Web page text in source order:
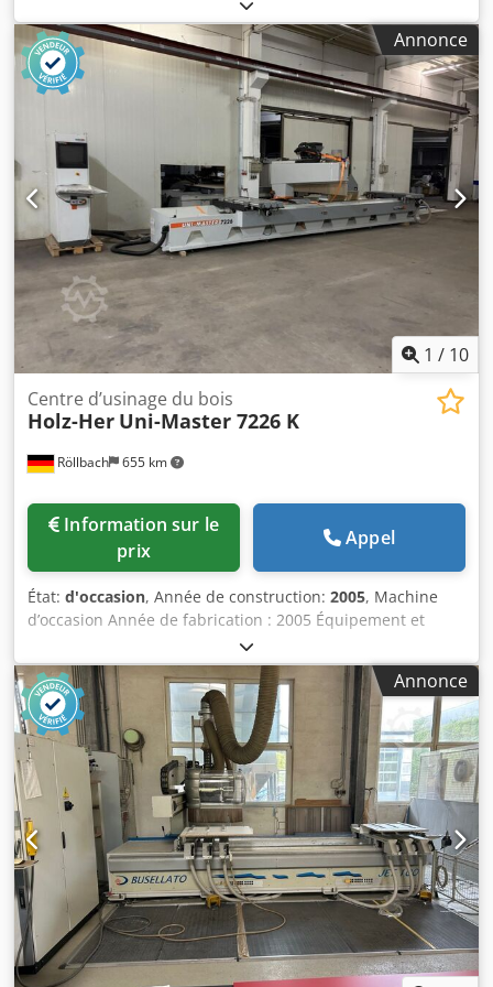
initiale = 70 mm Longueur maximale de la mèche = 70 mm
et diamètre de la queue = 10 mm. Toutes les broches sont
entraînées individuellement et peuvent être sélectionnées.
1 scie à chant – dans la direction X Diamètre maximal de la
Formation possible sur demande - Introduction
automatique des panneaux Chedpfxeu H Uqcj Am Hsa -
Table élévatrice 2600 x 6000 Agrégats - SPM-FF6-23U
Fraiseuse à doigts 6 Kw max. 23170 rpm - SPM-KSK3
Agrégat de scie circulaire 4 axes 3 kW-lame de scie 220mm
- SPM-5F Agrégat de fraisage 5 axes 6,0 kW (moteur spécial
24.000 tr/min - agg. 5 axes) - SPM-IJ Système d'inscription à
l'encre - InkJet HP-System Dépose des pièces - SPM-SHP-
6000 Table élévatrice spéciale Réception des plaques 2600
x 6000 - Sécurisation d'accès zone de déchargement
Annonce
1 / 10
Röllbach 655 km
Centre d’usinage du bois
Holz-Her Uni-Master 7226 K
prix
Appel
État: d'occasion, Année de construction: 2005, Machine
d’occasion Année de fabrication : 2005 Équipement et
caractéristiques techniques : - Machine de base 555 -
Dimensions d’usinage pour contour : - X = 3514 mm - Y =
1544 mm Chjdpfozk N Hlox Am Hja - Dimensions d’usinage
max. : - X = 3868 mm - Y = 1746 mm - Z = 325 mm - Table
d’usinage avec 8 consoles, serrage pneumatique - Unité de
perçage 7968 : - 18 broches de perçage verticales avec un
pas de 32 mm - 12 sur l’axe X et 6 sur l’axe Y -
Interrogeables individuellement - Arrangées en forme de T
- Diamètre de perçage max. 35 mm (en fonction de
l’épaisseur de la pièce) - Course de sortie de la broche : 70
mm - Sens de rotation : alternance droite/gauche - n= 4725
tr/min, réglable en continu - 2 unités de perçage
horizontal sur l’axe X, 1 unité sur l’axe Y - Unité de sciage
7946 : - Moteur : 3,5 kW - Pivotement pneumatique à 90° -
n = 5300 tr/min - Porte-outil : A Ø = 200mm, I Ø = 30mm, B
Annonce